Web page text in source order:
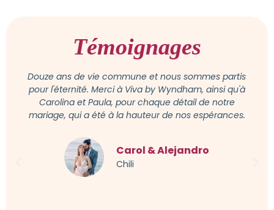
Témoignages
Douze ans de vie commune et nous sommes partis
pour l'éternité. Merci à Viva by Wyndham, ainsi qu'à
Carolina et Paula, pour chaque détail de notre
mariage, qui a été à la hauteur de nos espérances.
Carol & Alejandro
Chili